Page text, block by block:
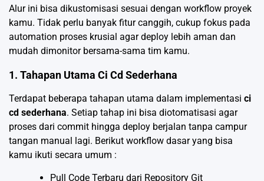
Alur ini bisa dikustomisasi sesuai dengan workflow proyek
kamu. Tidak perlu banyak fitur canggih, cukup fokus pada
automation proses krusial agar deploy lebih aman dan
mudah dimonitor bersama-sama tim kamu.
1. Tahapan Utama Ci Cd Sederhana
Terdapat beberapa tahapan utama dalam implementasi ci
cd sederhana. Setiap tahap ini bisa diotomatisasi agar
proses dari commit hingga deploy berjalan tanpa campur
tangan manual lagi. Berikut workflow dasar yang bisa
kamu ikuti secara umum :
Pull Code Terbaru dari Repository Git